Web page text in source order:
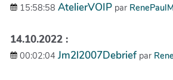
15:58:58 AtelierVOIP par
14.10.2022 :
00:02:04 Jm2l2007Debrief par